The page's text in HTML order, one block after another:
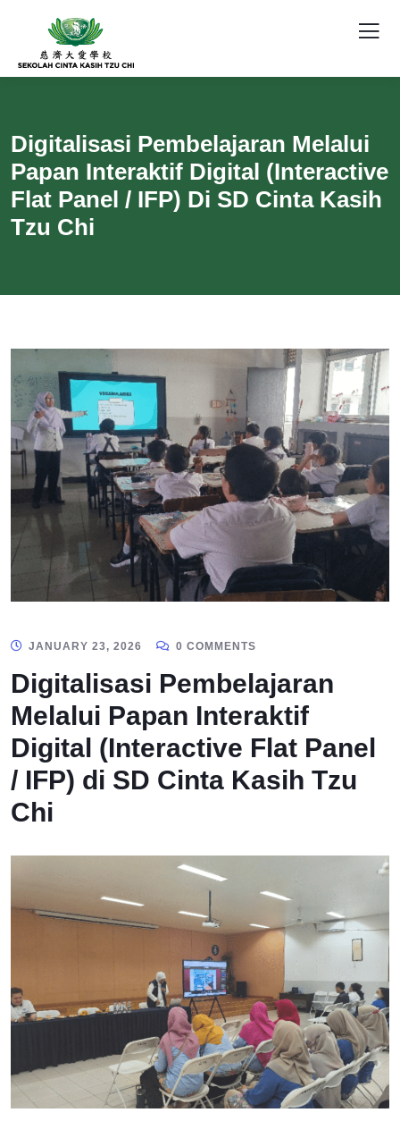
Digitalisasi Pembelajaran Melalui
Papan Interaktif Digital (Interactive
Flat Panel / IFP) Di SD Cinta Kasih
Tzu Chi
JANUARY 23, 2026 0 COMMENTS
Digitalisasi Pembelajaran
Melalui Papan Interaktif
Digital (Interactive Flat Panel
/ IFP) di SD Cinta Kasih Tzu
Chi